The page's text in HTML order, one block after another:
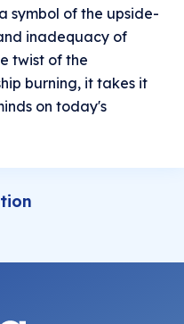
symbol of the upside-
inadequacy of
twist of the
burning, it takes it
on today's